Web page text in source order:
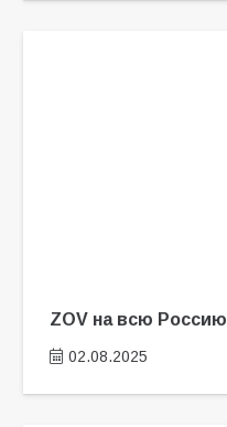
ZOV на всю Россию
02.08.2025